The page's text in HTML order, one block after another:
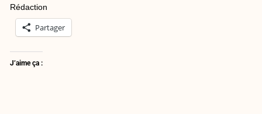
Rédaction
Partager
J’aime ça :